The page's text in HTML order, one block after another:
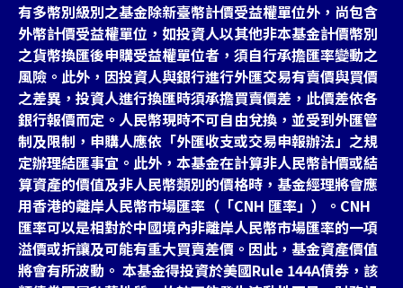
有多幣別級別之基金除新臺幣計價受益權單位外，尚包含
外幣計價受益權單位，如投資人以其他非本基金計價幣別
之貨幣換匯後申購受益權單位者，須自行承擔匯率變動之
風險。此外，因投資人與銀行進行外匯交易有賣價與買價
之差異，投資人進行換匯時須承擔買賣價差，此價差依各
銀行報價而定。人民幣現時不可自由兌換，並受到外匯管
制及限制，申購人應依「外匯收支或交易申報辦法」之規
定辦理結匯事宜。此外，本基金在計算非人民幣計價或結
算資產的價值及非人民幣類別的價格時，基金經理將會應
用香港的離岸人民幣市場匯率（「CNH 匯率」）。CNH
匯率可以是相對於中國境內非離岸人民幣市場匯率的一項
溢價或折讓及可能有重大買賣差價。因此，基金資產價值
將會有所波動。 本基金得投資於美國Rule 144A債券，該